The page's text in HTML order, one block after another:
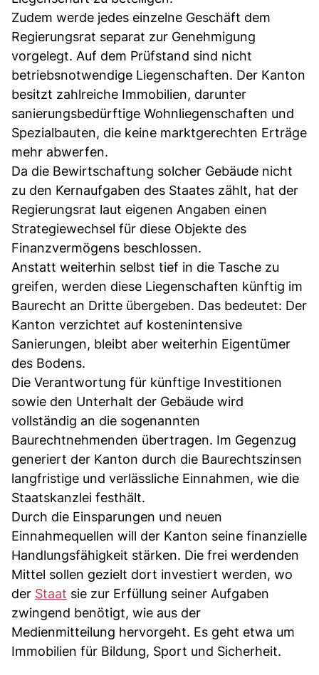
Zudem werde jedes einzelne Geschäft dem
Regierungsrat separat zur Genehmigung
vorgelegt. Auf dem Prüfstand sind nicht
betriebsnotwendige Liegenschaften. Der Kanton
besitzt zahlreiche Immobilien, darunter
sanierungsbedürftige Wohnliegenschaften und
Spezialbauten, die keine marktgerechten Erträge
mehr abwerfen.
Da die Bewirtschaftung solcher Gebäude nicht
zu den Kernaufgaben des Staates zählt, hat der
Regierungsrat laut eigenen Angaben einen
Strategiewechsel für diese Objekte des
Finanzvermögens beschlossen.
Anstatt weiterhin selbst tief in die Tasche zu
greifen, werden diese Liegenschaften künftig im
Baurecht an Dritte übergeben. Das bedeutet: Der
Kanton verzichtet auf kostenintensive
Sanierungen, bleibt aber weiterhin Eigentümer
des Bodens.
Die Verantwortung für künftige Investitionen
sowie den Unterhalt der Gebäude wird
vollständig an die sogenannten
Baurechtnehmenden übertragen. Im Gegenzug
generiert der Kanton durch die Baurechtszinsen
langfristige und verlässliche Einnahmen, wie die
Staatskanzlei festhält.
Durch die Einsparungen und neuen
Einnahmequellen will der Kanton seine finanzielle
Handlungsfähigkeit stärken. Die frei werdenden
Mittel sollen gezielt dort investiert werden, wo
der Staat sie zur Erfüllung seiner Aufgaben
zwingend benötigt, wie aus der
Medienmitteilung hervorgeht. Es geht etwa um
Immobilien für Bildung, Sport und Sicherheit.